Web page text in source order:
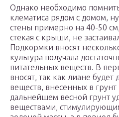
Однако необходимо
клематиса рядом с домом,
стены примерно на 40-50
стекая с крыши, не
Подкормки вносят
культура получала
питательных веществ. В
вносят, так как лиане будет
веществ, внесенных в
дальнейшем весной грунт
веществами,